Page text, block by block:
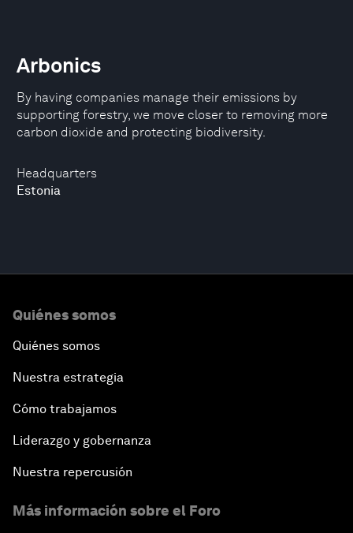
Headquarters
Estonia
Arbonics
By having companies manage their emissions by
supporting forestry, we move closer to removing more
carbon dioxide and protecting biodiversity.
Quiénes somos
Quiénes somos
Nuestra estrategia
Cómo trabajamos
Liderazgo y gobernanza
Nuestra repercusión
Más información sobre el Foro